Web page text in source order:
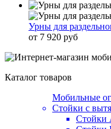
Урны для
от 7 920 руб
Каталог товаров
Мобильные
Стойки с
Стойки